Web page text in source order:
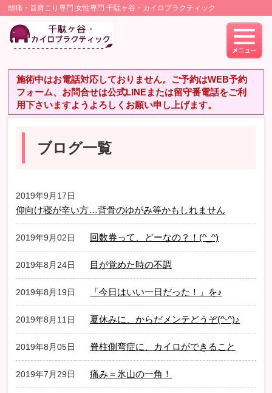
頭痛・首肩こり専門 女性専門 千駄ヶ谷・カイロプラクティック
施術中はお電話対応しておりません。ご予約はWEB予約
フォーム、お問合せは公式LINEまたは留守番電話をご利
用下さいますようよろしくお願い申し上げます。
ブログ一覧
2019年9月17日
仰向け寝が辛い方…背骨のゆがみ等かもしれません
2019年9月02日 回数券って、どーなの？！(^_^)
2019年8月24日 目が覚めた時の不調
2019年8月19日 「今日はいい一日だった！」を♪
2019年8月11日 夏休みに、からだメンテどうぞ(^-^)♪
2019年8月05日 脊柱側弯症に、カイロができること
2019年7月29日 痛み＝氷山の一角！